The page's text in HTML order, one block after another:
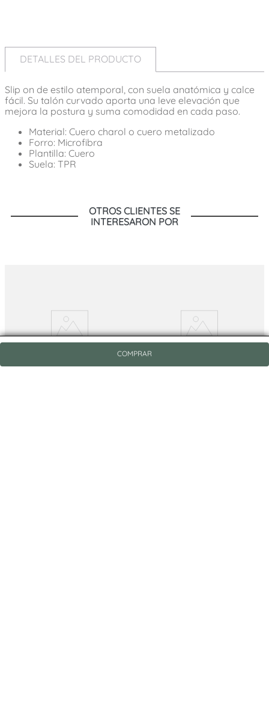
COMPRAR
DETALLES DEL PRODUCTO
Slip on de estilo atemporal, con suela anatómica y calce
fácil. Su talón curvado aporta una leve elevación que
mejora la postura y suma comodidad en cada paso.
Material: Cuero charol o cuero metalizado
Forro: Microfibra
Plantilla: Cuero
Suela: TPR
OTROS CLIENTES SE
INTERESARON POR